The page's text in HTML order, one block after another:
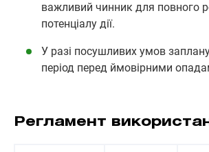
важливий чинник для повного
потенціалу дії.
У разі посушливих умов
період перед ймовірними
Регламент